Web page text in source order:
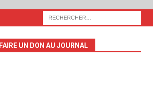
FAIRE UN DON AU JOURNAL